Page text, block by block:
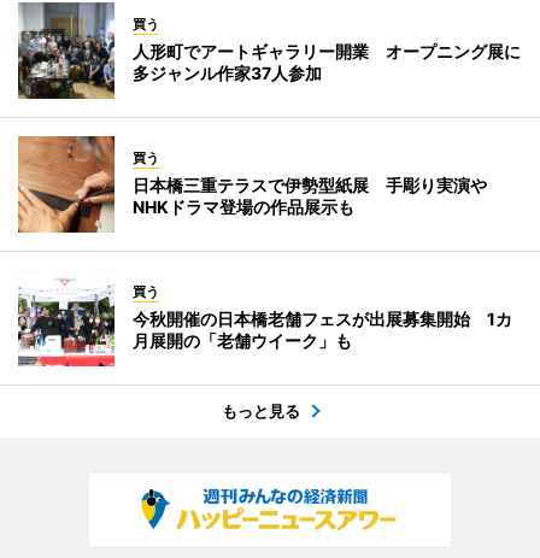
買う
人形町でアートギャラリー開業 オープニング展に
多ジャンル作家37人参加
買う
日本橋三重テラスで伊勢型紙展 手彫り実演や
NHKドラマ登場の作品展示も
買う
今秋開催の日本橋老舗フェスが出展募集開始 1カ
月展開の「老舗ウイーク」も
もっと見る